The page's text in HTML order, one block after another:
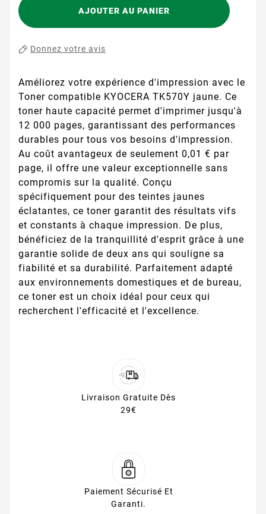
AJOUTER AU PANIER
Donnez votre avis
Améliorez votre expérience d'impression avec le
Toner compatible KYOCERA TK570Y jaune. Ce
toner haute capacité permet d'imprimer jusqu'à
12 000 pages, garantissant des performances
durables pour tous vos besoins d'impression.
Au coût avantageux de seulement 0,01 € par
page, il offre une valeur exceptionnelle sans
compromis sur la qualité. Conçu
spécifiquement pour des teintes jaunes
éclatantes, ce toner garantit des résultats vifs
et constants à chaque impression. De plus,
bénéficiez de la tranquillité d'esprit grâce à une
garantie solide de deux ans qui souligne sa
fiabilité et sa durabilité. Parfaitement adapté
aux environnements domestiques et de bureau,
ce toner est un choix idéal pour ceux qui
recherchent l'efficacité et l'excellence.
Livraison Gratuite Dès
29€
Paiement Sécurisé Et
Garanti.